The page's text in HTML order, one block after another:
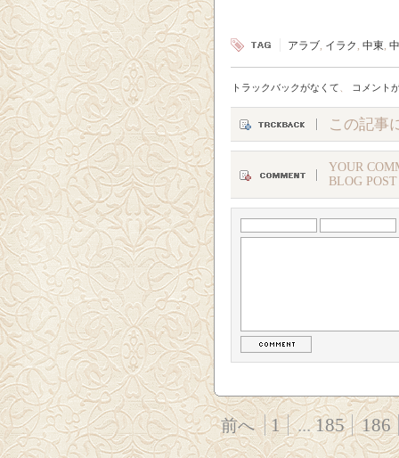
アラブ, イラク , 中東,
トラックバックがなくて コメント
この記事
YOUR
BLOG POST
前へ 1 ... 185
186